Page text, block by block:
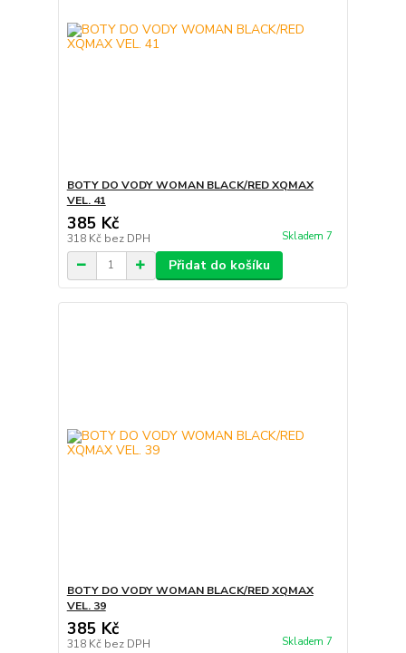
BOTY DO VODY WOMAN BLACK/RED XQMAX
VEL. 41
385 Kč
318 Kč bez DPH Skladem 7
Přidat do košíku
BOTY DO VODY WOMAN BLACK/RED XQMAX
VEL. 39
385 Kč
318 Kč bez DPH Skladem 7